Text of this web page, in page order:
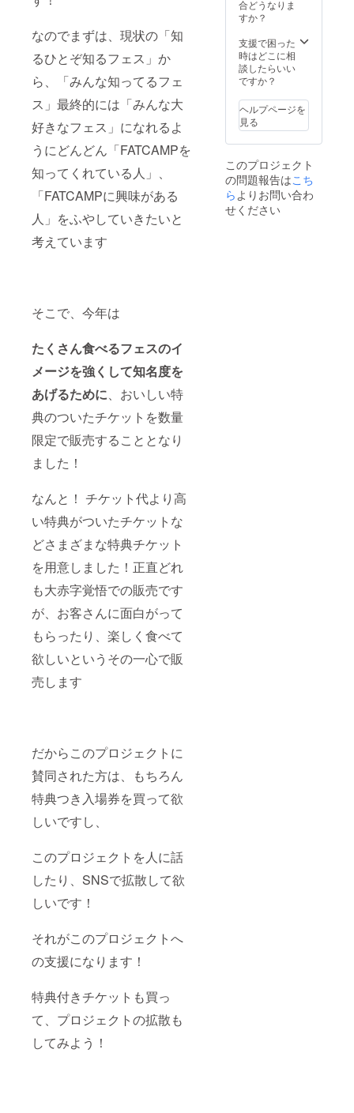
なのでまずは、現状の「知
るひとぞ知るフェス」か
ら、「みんな知ってるフェ
ス」最終的には「みんな大
好きなフェス」になれるよ
うにどんどん「FATCAMPを
知ってくれている人」、
「FATCAMPに興味がある
人」をふやしていきたいと
考えています
そこで、今年は
たくさん食べるフェスのイ
メージを強くして知名度を
あげるために 、おいしい特
典のついたチケットを数量
限定で販売することとなり
ました！
なんと！ チケット代より高
い特典がついたチケットな
どさまざまな特典チケット
を用意しました！正直どれ
も大赤字覚悟での販売です
が、お客さんに面白がって
もらったり、楽しく食べて
欲しいというその一心で販
売します
だからこのプロジェクトに
賛同された方は、もちろん
特典つき入場券を買って欲
しいですし、
このプロジェクトを人に話
したり、SNSで拡散して欲
しいです！
それがこのプロジェクトへ
の支援になります！
特典付きチケットも買っ
て、プロジェクトの拡散も
してみよう！
合どうなりま
すか？
支援で困った
時はどこに相
談したらいい
ですか？
ヘルプページを
見る
このプロジェクト
の問題報告はこち
らよりお問い合わ
せください